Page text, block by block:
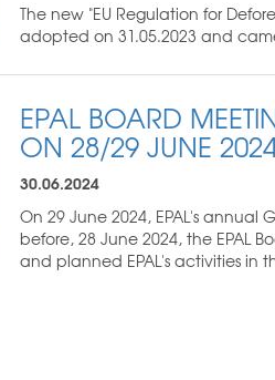
The new "EU Regulation for
adopted on 31.05.2023 and
EPAL BOARD
ON 28/29 JUNE
30.06.2024
On 29 June 2024, EPAL's
before, 28 June 2024, the EPAL
and planned EPAL's activities in